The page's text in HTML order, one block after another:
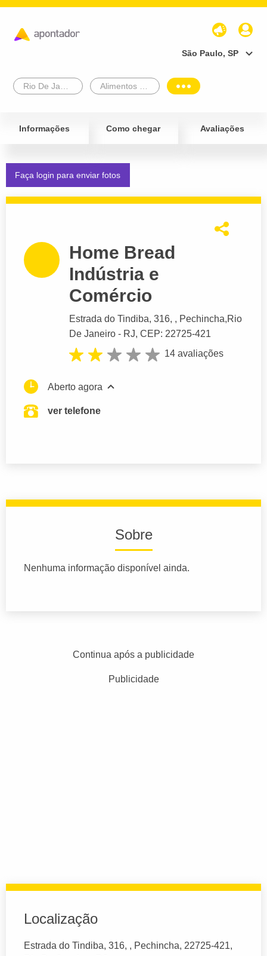
São Paulo, SP
Informações Como chegar Avaliações
Faça login para enviar fotos
Home Bread
Indústria e
Comércio
Estrada do Tindiba, 316, , Pechincha,Rio
De Janeiro - RJ, CEP: 22725-421
14 avaliações
Aberto agora
ver telefone
Sobre
Nenhuma informação disponível ainda.
Continua após a publicidade
Publicidade
Localização
Estrada do Tindiba, 316, , Pechincha, 22725-421,